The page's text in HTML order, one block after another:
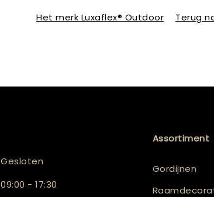
Het merk Luxaflex® Outdoor Terug
Gesloten
09:00 - 17:30
Assortiment
Gordijnen